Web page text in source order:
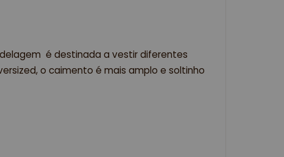
é destinada a vestir diferentes
o caimento é mais amplo e soltinho